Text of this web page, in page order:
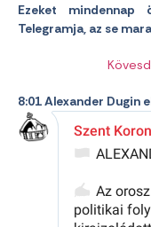
Ezeket mindennap
Telegramja, az se
8:01 Alexander Dugin